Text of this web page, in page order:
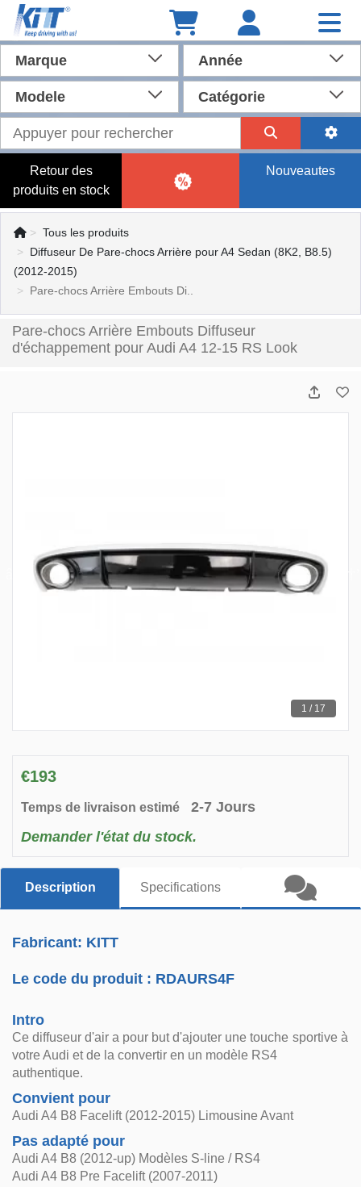
Marque Année
Modele Catégorie
Retour des
produits en stock
Nouveautes
Tous les produits
Diffuseur De Pare-chocs Arrière pour A4 Sedan (8K2, B8.5)
(2012-2015)
Pare-chocs Arrière Embouts Di..
Pare-chocs Arrière Embouts Diffuseur
d'échappement pour Audi A4 12-15 RS Look
1 / 17
€193
Temps de livraison estimé
2-7 Jours
Demander l'état du stock.
Description Specifications
Fabricant: KITT
Le code du produit : RDAURS4F
Intro
Ce diffuseur d'air a pour but d'ajouter une touche sportive à
votre Audi et de la convertir en un modèle RS4
authentique.
Convient pour
Audi A4 B8 Facelift (2012-2015) Limousine Avant
Pas adapté pour
Audi A4 B8 (2012-up) Modèles S-line / RS4
Audi A4 B8 Pre Facelift (2007-2011)